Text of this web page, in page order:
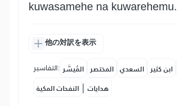
kuwasamehe na kuwarehemu.
他の対訳を表示
التفاسير: المُيسَّر المختصر السعدي ابن كثير
النفحات المكية | هدايات